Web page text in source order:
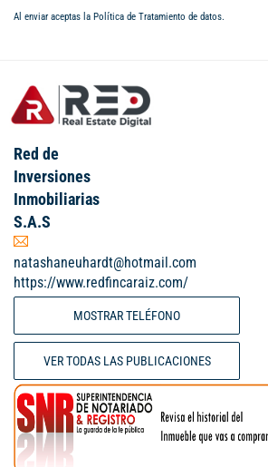
Al enviar aceptas la Política de Tratamiento de datos.
Red de
Inversiones
Inmobiliarias
S.A.S
natashaneuhardt@hotmail.com
https://www.redfincaraiz.com/
MOSTRAR TELÉFONO
VER TODAS LAS PUBLICACIONES